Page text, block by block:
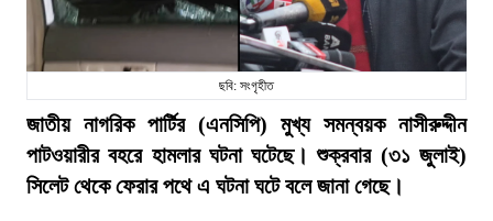
ছবি: সংগৃহীত
জাতীয় নাগরিক পার্টির (এনসিপি) মুখ্য সমন্বয়ক নাসীরুদ্দীন
পাটওয়ারীর বহরে হামলার ঘটনা ঘটেছে। শুক্রবার (৩১ জুলাই)
সিলেট থেকে ফেরার পথে এ ঘটনা ঘটে বলে জানা গেছে।